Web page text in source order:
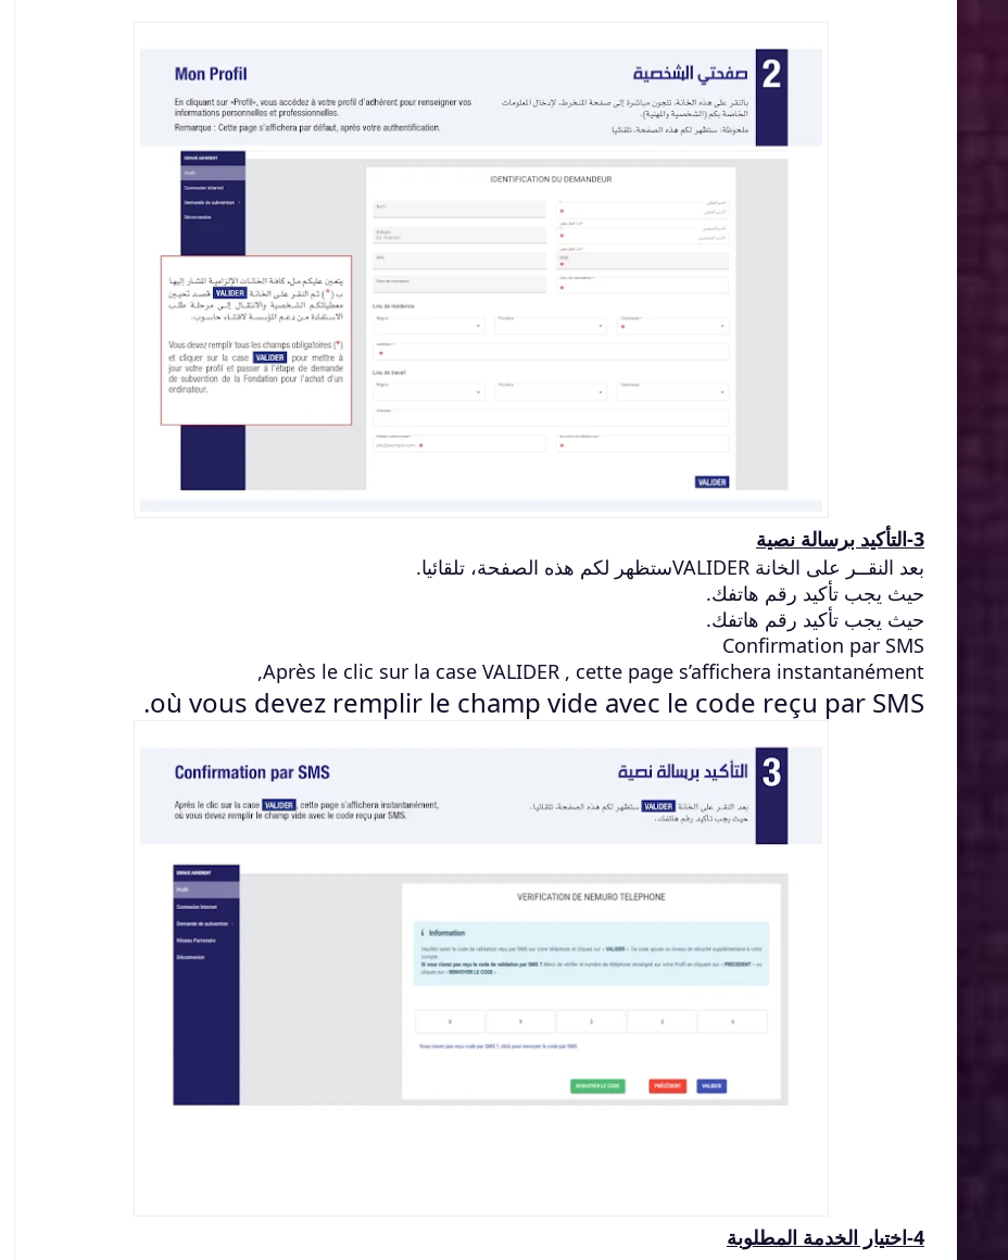
3-التأكيد برسالة نصية
بعد النقــر على الخانةVALIDERستظهر لكم هذه الصفحة، تلقائيا.
حيث يجب تأكيد رقم هاتفك.
حيث يجب تأكيد رقم هاتفك.
Confirmation par SMS
Après le clic sur la case VALIDER , cette page s’affichera instantanément,
où vous devez remplir le champ vide avec le code reçu par SMS.
4-اختيار الخدمة المطلوبة